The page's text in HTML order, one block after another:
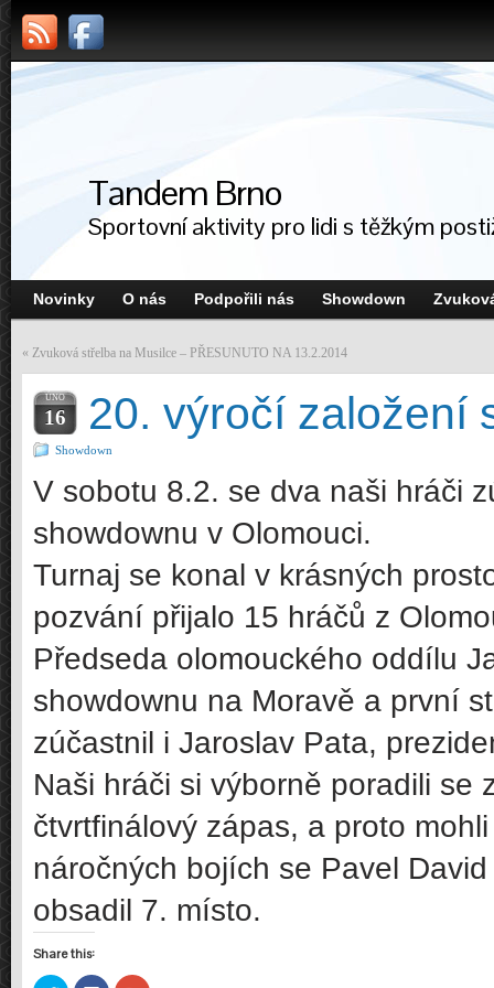
Tandem Brno
Sportovní aktivity pro lidi s těžkým
Novinky O nás Podpořili nás Showdown
« Zvuková střelba na Musilce – PŘESUNUTO NA 13.2.2014
ÚNO
16 20. výročí založení
Showdown
V sobotu 8.2. se dva naši hráči
showdownu v Olomouci.
Turnaj se konal v krásných
pozvání přijalo 15 hráčů z
Předseda olomouckého oddílu
showdownu na Moravě a první
zúčastnil i Jaroslav Pata,
Naši hráči si výborně poradili se
čtvrtfinálový zápas, a proto
náročných bojích se Pavel
obsadil 7. místo.
Share this: